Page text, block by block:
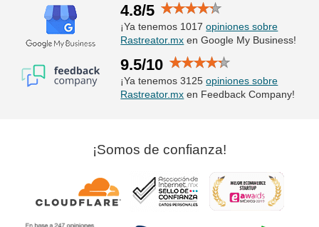
4.8/5
¡Ya tenemos 1017opiniones sobre
Rastreator.mx en Google My Business!
9.5/10
¡Ya tenemos 3125opiniones sobre
Rastreator.mx en Feedback Company!
¡Somos de confianza!